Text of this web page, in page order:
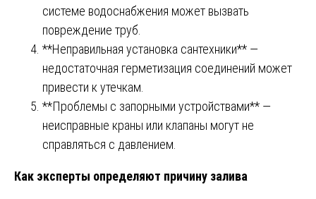
системе водоснабжения может вызвать
повреждение труб.
**Неправильная установка сантехники** —
недостаточная герметизация соединений может
привести к утечкам.
**Проблемы с запорными устройствами** —
неисправные краны или клапаны могут не
справляться с давлением.
Как эксперты определяют причину залива